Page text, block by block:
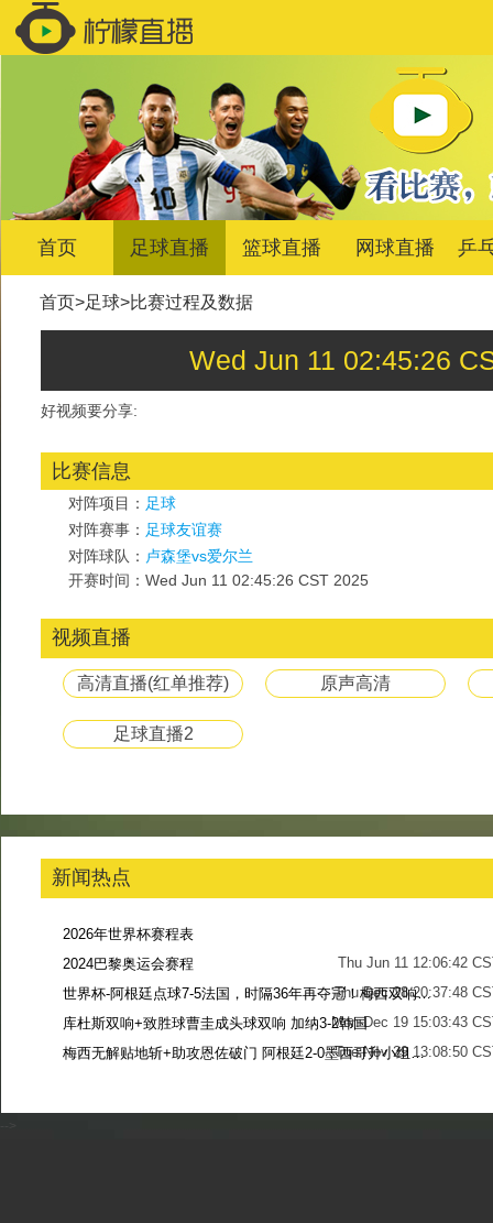
首页 足球直播 篮球直播 网球直播 乒
首页>足球>比赛过程及数据
Wed Jun 11 02:45:26
好视频要分享:
比赛信息
对阵项目： 足球
对阵赛事： 足球友谊赛
对阵球队： 卢森堡vs爱尔兰
开赛时间：Wed Jun 11 02:45:26 CST 2025
视频直播
高清直播(红单推荐) 原声高清
足球直播2
新闻热点
2026年世界杯赛程表
Thu Jun 11 12:06:42
2024巴黎奥运会赛程
Thu Dec 28 20:37:48
世界杯-阿根廷点球7-5法国，时隔36年再夺冠！梅西双响姆巴佩戴帽
Mon Dec 19 15:03:43
库杜斯双响+致胜球曹圭成头球双响 加纳3-2韩国
Tue Nov 29 13:08:50
梅西无解贴地斩+助攻恩佐破门 阿根廷2-0墨西哥升小组第二